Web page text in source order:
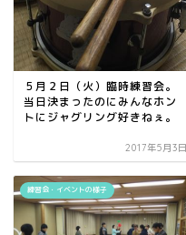
５月２日（火）臨時練習会。
当日決まったのにみんなホン
トにジャグリング好きねぇ。
2017年5月3日
練習会・イベントの様子